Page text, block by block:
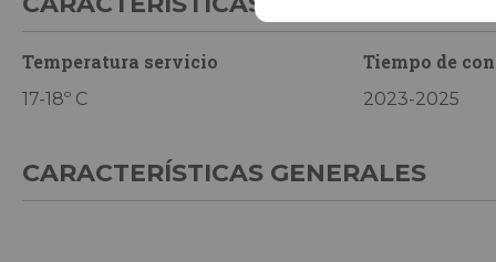
Temperatura servicio
17-18º C
Tiempo de
2023-2025
CARACTERÍSTICAS GENERALES